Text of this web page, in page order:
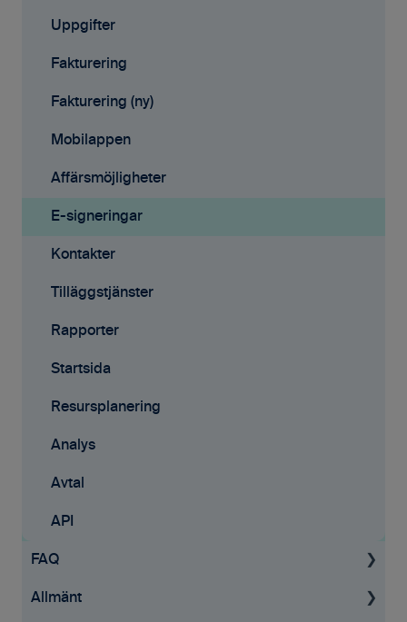
Kontakter
Avtal
Affärsmöjligheter
Rapporter
Samarbete
Mobilappen
Uppgifter
Fakturering
Fakturering (ny)
Mobilappen
Affärsmöjligheter
E-signeringar
Kontakter
Tilläggstjänster
Rapporter
Startsida
Resursplanering
Analys
Avtal
API
FAQ
Projekt
Allmänt